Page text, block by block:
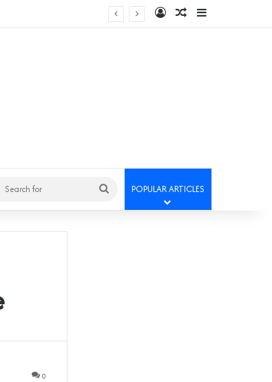
Log InRandom Article
Sidebar
Article
skin
Search
for
POPULAR ARTICLES
0